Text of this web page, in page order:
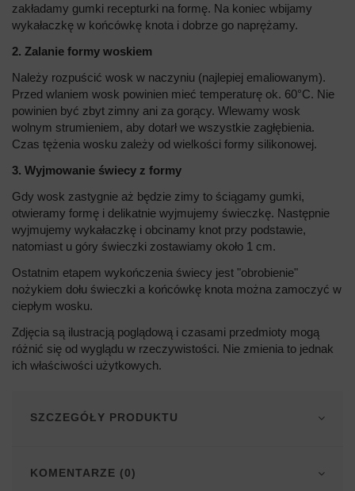
zakładamy gumki recepturki na formę. Na koniec wbijamy
wykałaczkę w końcówkę knota i dobrze go naprężamy.
2. Zalanie formy woskiem
Należy rozpuścić wosk w naczyniu (najlepiej emaliowanym).
Przed wlaniem wosk powinien mieć temperaturę ok. 60°C. Nie
powinien być zbyt zimny ani za gorący. Wlewamy wosk
wolnym strumieniem, aby dotarł we wszystkie zagłębienia.
Czas tężenia wosku zależy od wielkości formy silikonowej.
3. Wyjmowanie świecy z formy
Gdy wosk zastygnie aż będzie zimy to ściągamy gumki,
otwieramy formę i delikatnie wyjmujemy świeczkę. Następnie
wyjmujemy wykałaczkę i obcinamy knot przy podstawie,
natomiast u góry świeczki zostawiamy około 1 cm.
Ostatnim etapem wykończenia świecy jest "obrobienie"
nożykiem dołu świeczki a końcówkę knota można zamoczyć w
ciepłym wosku.
Zdjęcia są ilustracją poglądową i czasami przedmioty mogą
różnić się od wyglądu w rzeczywistości. Nie zmienia to jednak
ich właściwości użytkowych.
SZCZEGÓŁY PRODUKTU
KOMENTARZE (0)